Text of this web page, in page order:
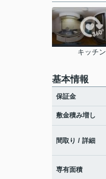
キッチン
基本情報
保証金
敷金積み増し
間取り / 詳細
専有面積